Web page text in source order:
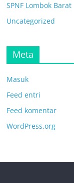
SPNF Lombok Barat
Uncategorized
Meta
Masuk
Feed entri
Feed komentar
WordPress.org